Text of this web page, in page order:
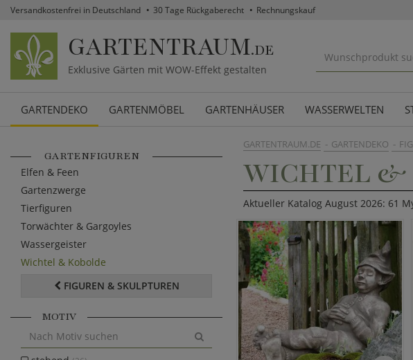
Versandkostenfrei in Deutschland 30 Tage Rückgaberecht Rechnungskauf
GARTENTRAUM.DE
Exklusive Gärten mit WOW-Effekt gestalten
GARTENDEKO GARTENMÖBEL GARTENHÄUSER WASSERWELTEN
GARTENTRAUM.DE GARTENDEKO
WICHTEL &
Aktueller Katalog August 2026: 61
GARTENFIGUREN
Elfen & Feen
Gartenzwerge
Tierfiguren
Torwächter & Gargoyles
Wassergeister
Wichtel & Kobolde
FIGUREN & SKULPTUREN
MOTIV